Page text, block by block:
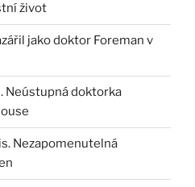
život
jako doktor Foreman v
Neústupná doktorka
Nezapomenutelná